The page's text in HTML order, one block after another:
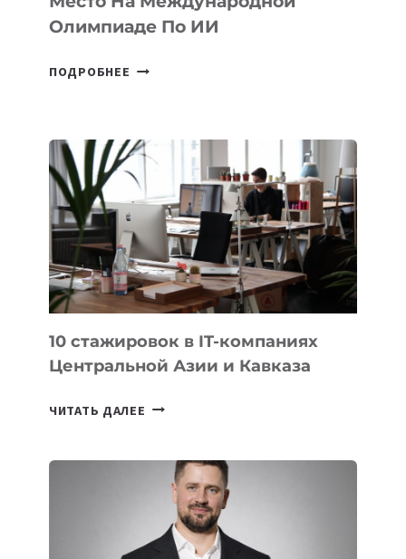
Олимпиаде По ИИ
ПОДРОБНЕЕ КАЗАХСТАНСКИЙ
ЗАНЯЛ
ВТОРОЕ
МЕСТО
НА
МЕЖДУНАРОДНОЙ
ОЛИМПИАДЕ
ПО
ИИ
10 стажировок в IT-компаниях
Центральной Азии и Кавказа
ЧИТАТЬ ДАЛЕЕ 10
КОМПАНИЯХ
ЦЕНТРАЛЬНОЙ
АЗИИ